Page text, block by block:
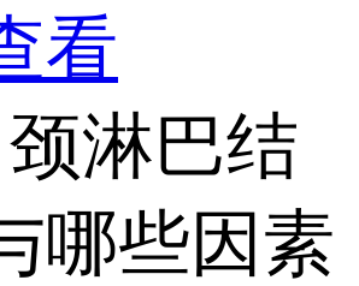
看
颈淋巴结
哪些因素